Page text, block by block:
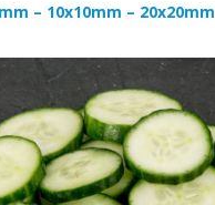
– 10x10mm – 20x20mm